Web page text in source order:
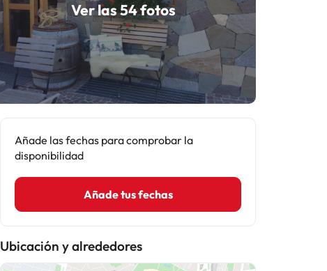
Ver las 54 fotos
Añade las fechas para comprobar la
disponibilidad
Añade tus fechas
Ubicación y alrededores